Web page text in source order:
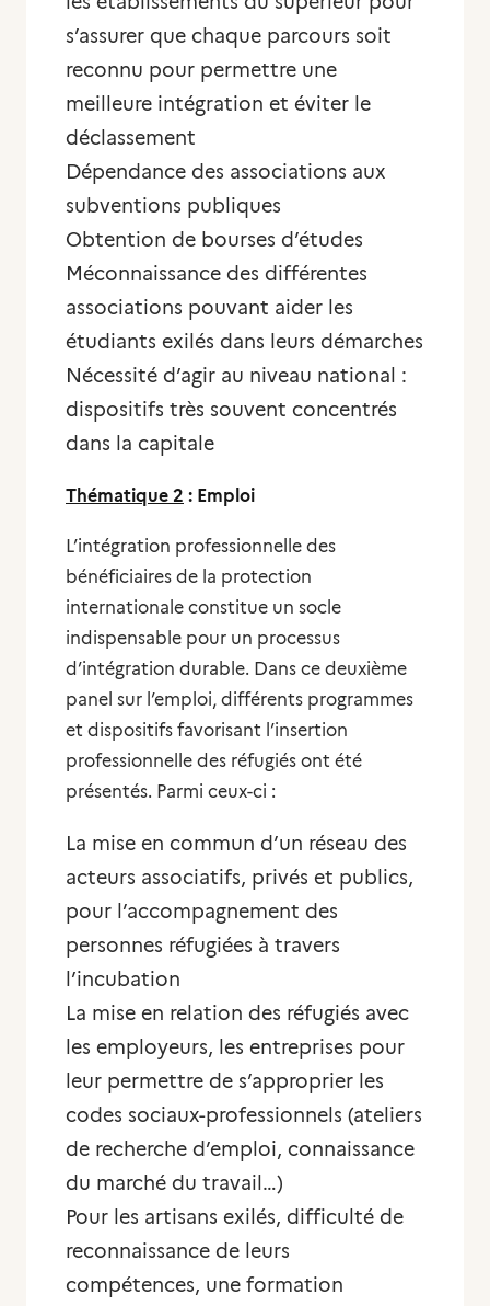
s’assurer que chaque parcours soit
reconnu pour permettre une
meilleure intégration et éviter le
déclassement
Dépendance des associations aux
subventions publiques
Obtention de bourses d’études
Méconnaissance des différentes
associations pouvant aider les
étudiants exilés dans leurs démarches
Nécessité d’agir au niveau national :
dispositifs très souvent concentrés
dans la capitale
Thématique 2 : Emploi
L’intégration professionnelle des
bénéficiaires de la protection
internationale constitue un socle
indispensable pour un processus
d’intégration durable. Dans ce deuxième
panel sur l’emploi, différents programmes
et dispositifs favorisant l’insertion
professionnelle des réfugiés ont été
présentés. Parmi ceux-ci :
La mise en commun d’un réseau des
acteurs associatifs, privés et publics,
pour l’accompagnement des
personnes réfugiées à travers
l’incubation
La mise en relation des réfugiés avec
les employeurs, les entreprises pour
leur permettre de s’approprier les
codes sociaux-professionnels (ateliers
de recherche d’emploi, connaissance
du marché du travail…)
Pour les artisans exilés, difficulté de
reconnaissance de leurs
compétences, une formation